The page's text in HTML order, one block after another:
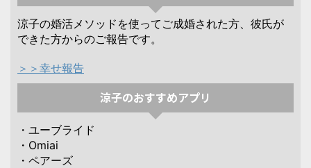
涼子の婚活メソッドを使ってご成婚された方、彼氏が
できた方からのご報告です。
＞＞幸せ報告
涼子のおすすめアプリ
・ユーブライド
・Omiai
・ペアーズ